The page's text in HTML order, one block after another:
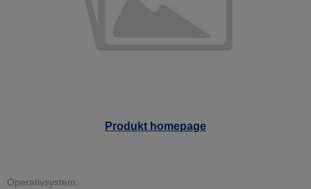
Produkt homepage
Operativsystem: